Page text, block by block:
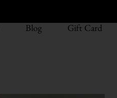
Blog Gift Card